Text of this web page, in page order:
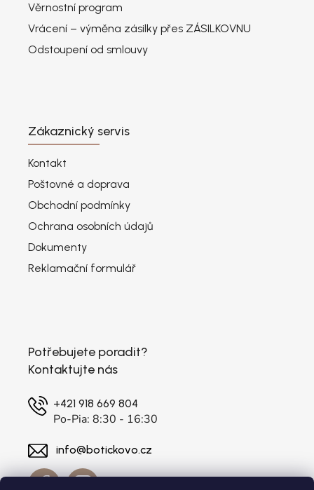
Věrnostní program
Vrácení – výměna zásilky přes ZÁSILKOVNU
Odstoupení od smlouvy
Zákaznický servis
Kontakt
Poštovné a doprava
Obchodní podmínky
Ochrana osobních údajů
Dokumenty
Reklamační formulář
Potřebujete poradit?
Kontaktujte nás
+421 918 669 804
Po-Pia: 8:30 - 16:30
info@botickovo.cz